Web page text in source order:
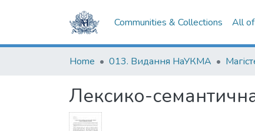
Communities & Collections All
Home 013. Видання НаУКМА
Лексико-